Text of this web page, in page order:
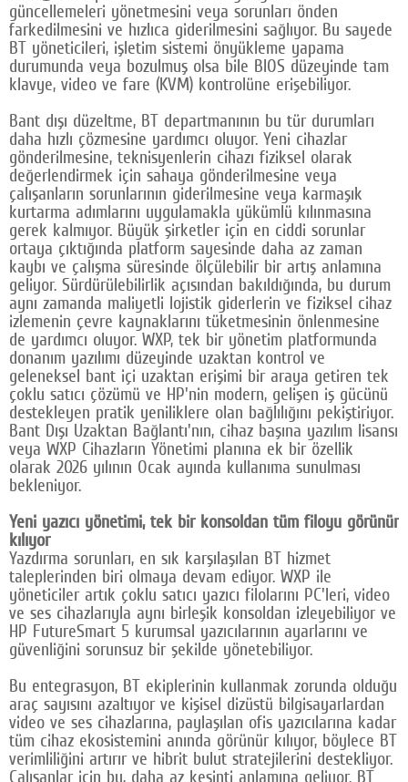
güncellemeleri yönetmesini veya sorunları önden
farkedilmesini ve hızlıca giderilmesini sağlıyor. Bu sayede
BT yöneticileri, işletim sistemi önyükleme yapama
durumunda veya bozulmuş olsa bile BIOS düzeyinde tam
klavye, video ve fare (KVM) kontrolüne erişebiliyor.
Bant dışı düzeltme, BT departmanının bu tür durumları
daha hızlı çözmesine yardımcı oluyor. Yeni cihazlar
gönderilmesine, teknisyenlerin cihazı fiziksel olarak
değerlendirmek için sahaya gönderilmesine veya
çalışanların sorunlarının giderilmesine veya karmaşık
kurtarma adımlarını uygulamakla yükümlü kılınmasına
gerek kalmıyor. Büyük şirketler için en ciddi sorunlar
ortaya çıktığında platform sayesinde daha az zaman
kaybı ve çalışma süresinde ölçülebilir bir artış anlamına
geliyor. Sürdürülebilirlik açısından bakıldığında, bu durum
aynı zamanda maliyetli lojistik giderlerin ve fiziksel cihaz
izlemenin çevre kaynaklarını tüketmesinin önlenmesine
de yardımcı oluyor. WXP, tek bir yönetim platformunda
donanım yazılımı düzeyinde uzaktan kontrol ve
geleneksel bant içi uzaktan erişimi bir araya getiren tek
çoklu satıcı çözümü ve HP'nin modern, gelişen iş gücünü
destekleyen pratik yeniliklere olan bağlılığını pekiştiriyor.
Bant Dışı Uzaktan Bağlantı'nın, cihaz başına yazılım lisansı
veya WXP Cihazların Yönetimi planına ek bir özellik
olarak 2026 yılının Ocak ayında kullanıma sunulması
bekleniyor.
Yeni yazıcı yönetimi, tek bir konsoldan tüm filoyu görünür
kılıyor
Yazdırma sorunları, en sık karşılaşılan BT hizmet
taleplerinden biri olmaya devam ediyor. WXP ile
yöneticiler artık çoklu satıcı yazıcı filolarını PC'leri, video
ve ses cihazlarıyla aynı birleşik konsoldan izleyebiliyor ve
HP FutureSmart 5 kurumsal yazıcılarının ayarlarını ve
güvenliğini sorunsuz bir şekilde yönetebiliyor.
Bu entegrasyon, BT ekiplerinin kullanmak zorunda olduğu
araç sayısını azaltıyor ve kişisel dizüstü bilgisayarlardan
video ve ses cihazlarına, paylaşılan ofis yazıcılarına kadar
tüm cihaz ekosistemini anında görünür kılıyor, böylece BT
verimliliğini artırır ve hibrit bulut stratejilerini destekliyor.
Çalışanlar için bu, daha az kesinti anlamına geliyor. BT